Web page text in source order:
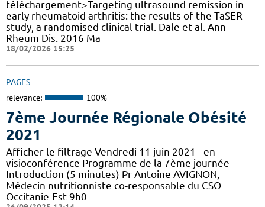
téléchargement>Targeting ultrasound remission in
early rheumatoid arthritis: the results of the TaSER
study, a randomised clinical trial. Dale et al. Ann
Rheum Dis. 2016 Ma
18/02/2026 15:25
PAGES
relevance: 100%
7ème Journée Régionale Obésité
2021
Afficher le filtrage Vendredi 11 juin 2021 - en
visioconférence Programme de la 7ème journée
Introduction (5 minutes) Pr Antoine AVIGNON,
Médecin nutritionniste co-responsable du CSO
Occitanie-Est 9h0